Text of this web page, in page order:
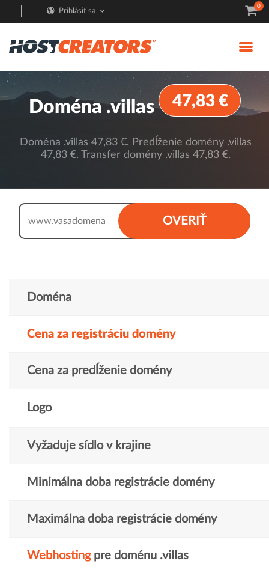
Prihlásiť sa
0
Doména .villas 47,83 €
Doména .villas 47,83 €. Predĺženie domény .villas
47,83 €. Transfer domény .villas 47,83 €.
OVERIŤ
www.
Doména
Cena za registráciu domény
Cena za predĺženie domény
Logo
Vyžaduje sídlo v krajine
Minimálna doba registrácie domény
Maximálna doba registrácie domény
Webhostingpre doménu .villas